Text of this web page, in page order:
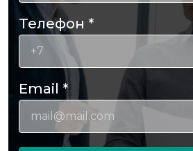
Телефон *
Email *